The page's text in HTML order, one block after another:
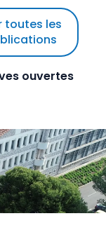
toutes les
ouvertes